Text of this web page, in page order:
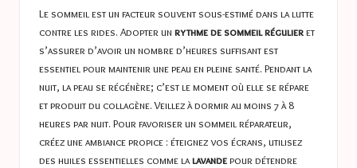
Le sommeil est un facteur souvent sous-estimé dans la lutte
contre les rides. Adopter un rythme de sommeil régulieret
s’assurer d’avoir un nombre d’heures suffisant est
essentiel pour maintenir une peau en pleine santé. Pendant la
nuit, la peau se régénère; c’est le moment où elle se répare
et produit du collagène. Veillez à dormir au moins 7 à 8
heures par nuit. Pour favoriser un sommeil réparateur,
créez une ambiance propice : éteignez vos écrans, utilisez
des huiles essentielles comme lalavandepour détendre